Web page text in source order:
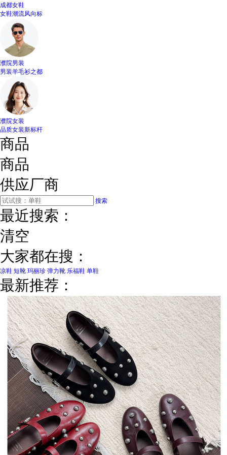
成都女鞋
女鞋潮流风向标
濮院男装
男装羊毛衫之都
濮院女装
品质女装新标杆
商品
商品
供应厂商
搜索
最近搜索：
清空
大家都在搜：
凉鞋 短靴 玛丽珍 弹力靴 乐福鞋 单鞋
最新推荐：